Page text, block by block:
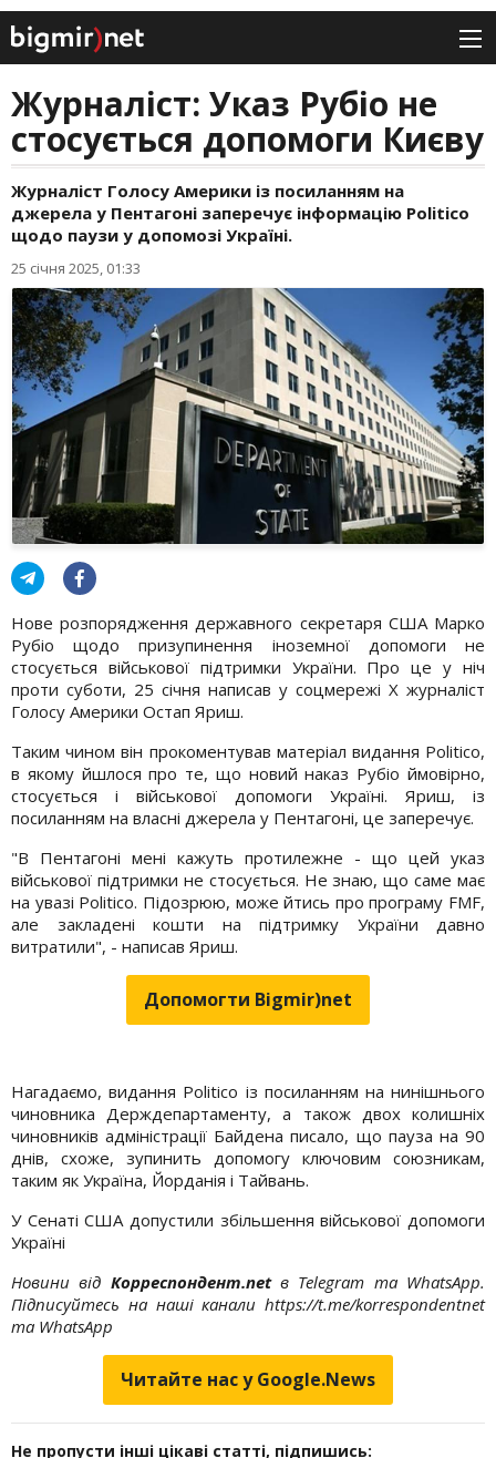
Журналіст: Указ Рубіо не
стосується допомоги Києву
Журналіст Голосу Америки із посиланням на
джерела у Пентагоні заперечує інформацію Politico
щодо паузи у допомозі Україні.
25 січня 2025, 01:33
Нове розпорядження державного секретаря США Марко
Рубіо щодо призупинення іноземної допомоги не
стосується військової підтримки України. Про це у ніч
проти суботи, 25 січня написав у соцмережі Х журналіст
Голосу Америки Остап Яриш.
Таким чином він прокоментував матеріал видання Politico,
в якому йшлося про те, що новий наказ Рубіо ймовірно,
стосується і військової допомоги Україні. Яриш, із
посиланням на власні джерела у Пентагоні, це заперечує.
"В Пентагоні мені кажуть протилежне - що цей указ
військової підтримки не стосується. Не знаю, що саме має
на увазі Politico. Підозрюю, може йтись про програму FMF,
але закладені кошти на підтримку України давно
витратили", - написав Яриш.
Допомогти Bigmir)net
Нагадаємо, видання Politico із посиланням на нинішнього
чиновника Держдепартаменту, а також двох колишніх
чиновників адміністрації Байдена писало, що пауза на 90
днів, схоже, зупинить допомогу ключовим союзникам,
таким як Україна, Йорданія і Тайвань.
У Сенаті США допустили збільшення військової допомоги
Україні
Новини від Корреспондент.netв Telegram та WhatsApp.
Підписуйтесь на наші канали https://t.me/korrespondentnet
та WhatsApp
Читайте нас у Google.News
Не пропусти інші цікаві статті, підпишись: